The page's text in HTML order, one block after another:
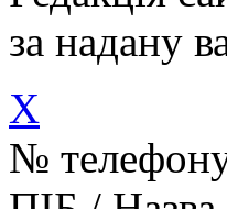
за надану
X
№